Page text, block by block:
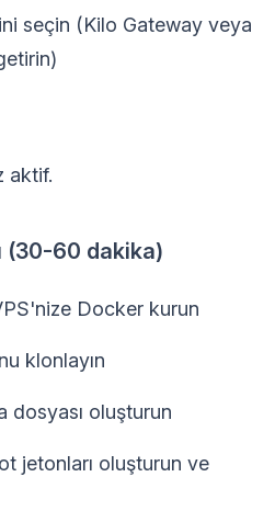
seçin (Kilo Gateway veya
aktif.
(30-60 dakika)
Docker kurun
klonlayın
dosyası oluşturun
jetonları oluşturun ve